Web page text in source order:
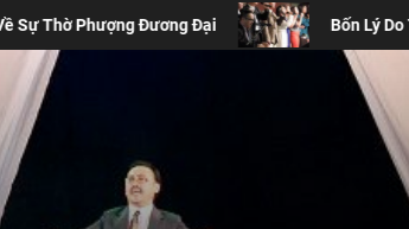
Bốn Lý Do Thánh Ca Truyền Thống